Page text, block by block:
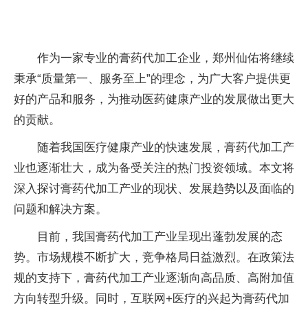
作为一家专业的膏药代加工企业，郑州仙佑将继续
秉承“质量第一、服务至上”的理念，为广大客户提供更
好的产品和服务，为推动医药健康产业的发展做出更大
的贡献。
随着我国医疗健康产业的快速发展， 膏药代加工产
业也逐渐壮大，成为备受关注的热门投资领域。本文将
深入探讨膏药代加工产业的现状、发展趋势以及面临的
问题和解决方案。
目前，我国膏药代加工产业呈现出蓬勃发展的态
势。市场规模不断扩大，竞争格局日益激烈。在政策法
规的支持下， 膏药代加工产业逐渐向高品质、高附加值
方向转型升级。同时，互联网+医疗的兴起为膏药代加